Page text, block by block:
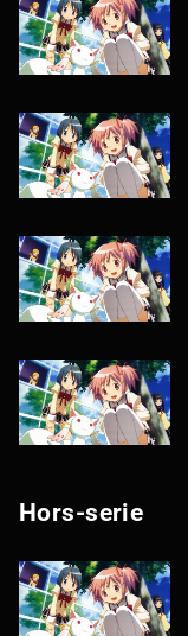
Hors-serie